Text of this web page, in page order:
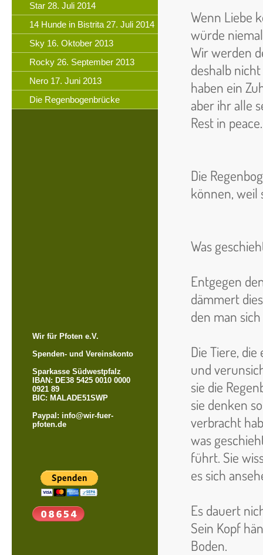
Star 28. Juli 2014
14 Hunde in Bistrita 27. Juli 2014
Sky 16. Oktober 2013
Rocky 26. September 2013
Nero 17. Juni 2013
Die Regenbogenbrücke
Wir für Pfoten e.V.
Spenden- und Vereinskonto
Sparkasse Südwestpfalz
IBAN: DE38 5425 0010 0000
0921 89
BIC: MALADE51SWP
Paypal: info@wir-fuer-
pfoten.de
Wenn Liebe
würde
Wir werden
deshalb
haben ein
aber ihr alle
Rest in peace.
Die
können, weil
Was
Entgegen
dämmert
den man
Die Tiere,
und
sie die
sie denken
verbracht
was
führt. Sie
es sich
Es dauert
Sein Kopf
Boden.